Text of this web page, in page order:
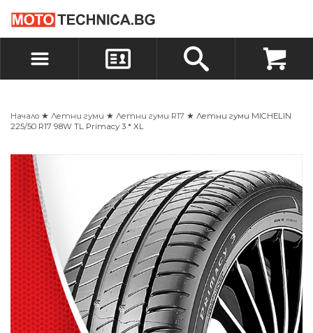
ВХОД
БЪРЗА ПОРЪЧКА ПОРЪЧКА
Начало ★ Летни гуми ★ Летни гуми R17 ★ Летни гуми MICHELIN
225/50 R17 98W TL Primacy 3 * XL